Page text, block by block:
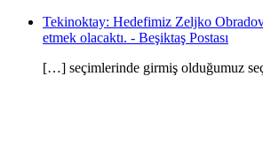
Tekinoktay: Hedefimiz Zeljko
etmek olacaktı. - Beşiktaş Postası
[…] seçimlerinde girmiş olduğumuz